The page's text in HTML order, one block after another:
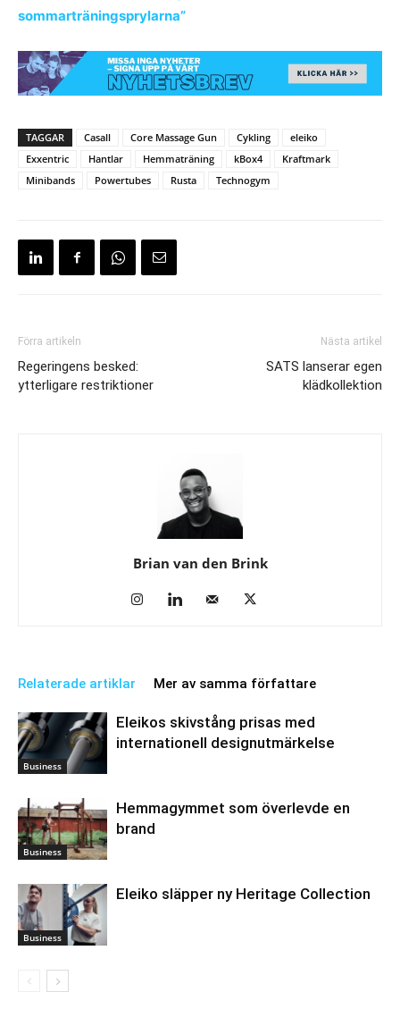
sommarträningsprylarna”
TAGGAR Casall Core Massage Gun Cykling
eleiko
Exxentric
Hantlar Hemmaträning kBox4
Kraftmark
Minibands
Powertubes Rusta Technogym
Förra artikeln
Regeringens besked:
ytterligare restriktioner
Nästa artikel
SATS lanserar egen
klädkollektion
Brian van den Brink
Relaterade artiklar Mer av samma författare
Business
Eleikos skivstång prisas med
internationell designutmärkelse
Business
Hemmagymmet som överlevde en
brand
Business
Eleiko släpper ny Heritage Collection